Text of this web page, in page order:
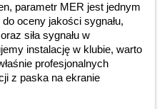
parametr MER jest jednym
oceny jakości sygnału,
siła sygnału w
instalację w klubie, warto
profesjonalnych
z paska na ekranie